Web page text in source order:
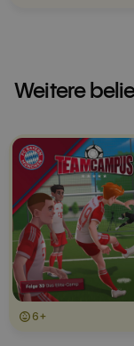
Weitere
6+